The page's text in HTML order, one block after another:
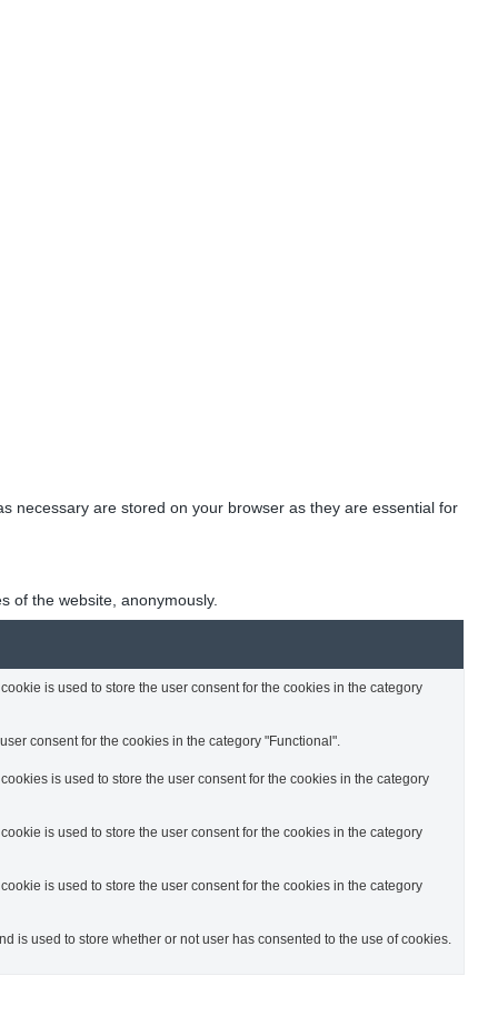
necessary are stored on your browser as they are essential for
of the website, anonymously.
is used to store the user consent for the cookies in the category
consent for the cookies in the category "Functional".
is used to store the user consent for the cookies in the category
is used to store the user consent for the cookies in the category
is used to store the user consent for the cookies in the category
is used to store whether or not user has consented to the use of cookies.